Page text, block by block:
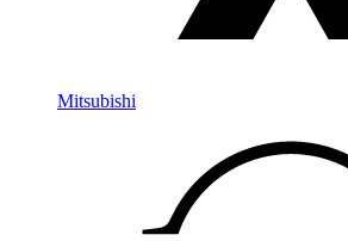
Mitsubishi